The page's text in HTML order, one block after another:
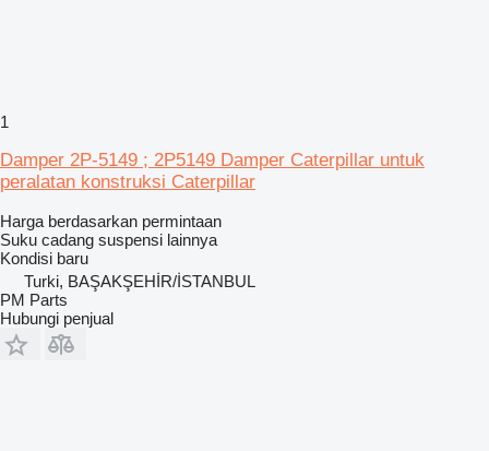
1
Damper 2P-5149 ; 2P5149 Damper Caterpillar untuk
peralatan konstruksi Caterpillar
Harga berdasarkan permintaan
Suku cadang suspensi lainnya
Kondisi baru
Turki, BAŞAKŞEHİR/İSTANBUL
PM Parts
Hubungi penjual